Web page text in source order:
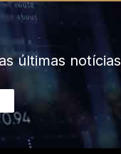
últimas notícias